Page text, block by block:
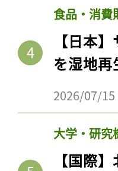
食品・消費
【日本
を湿地
2026/07/15
大学・研究
【国際
記